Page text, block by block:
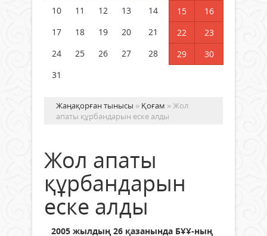
10
11 12 13 14 15
16
17
18 19 20 21 22
23
24
25 26 27 28 29
30
31
Жаңақорған тынысы » Қоғам » Жол
апаты құрбандарын еске алды
Жол апаты
құрбандарын
еске алды
2005 жылдың 26 қазанында БҰҰ-ның